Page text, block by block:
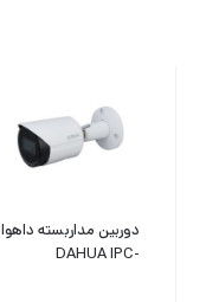
دوربین مداربسته داهوا
DAHUA IPC-